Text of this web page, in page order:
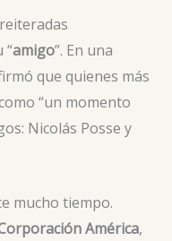
“amigo”. En una
que quienes más
“un momento
Nicolás Posse y
mucho tiempo.
América,